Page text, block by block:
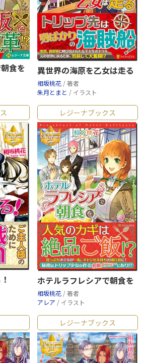
食を 異世界の海原を乙女は走る
相坂桃花 / 著者
朱月とまと / イラスト
レジーナブックス
ホテルラフレシアで朝食を
相坂桃花 / 著者
アレア / イラスト
レジーナブックス